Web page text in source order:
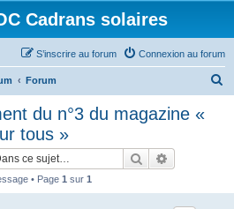
Cadrans solaires
Connexion au forum
S’inscrire au forum
Forum
du n°3 du magazine «
tous »
Rechercher
• Page 1 sur 1